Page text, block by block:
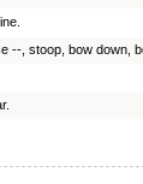
--, stoop, bow down,